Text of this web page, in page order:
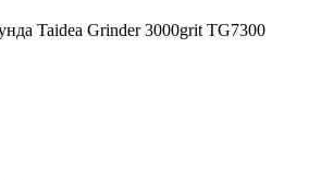
Taidea Grinder 3000grit TG7300